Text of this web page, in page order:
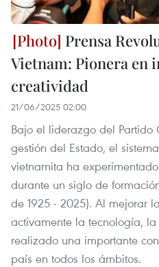
Prensa
Vietnam: Pionera en
creatividad
21/06/2025 02:00
Bajo el liderazgo del
gestión del Estado, el
vietnamita ha
durante un siglo de
de 1925 - 2025). Al mejorar
activamente la tecnología,
realizado una importante
país en todos los ámbitos.